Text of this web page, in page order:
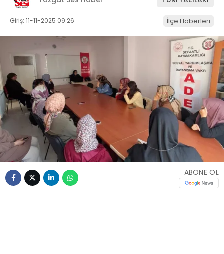
Giriş: 11-11-2025 09:26 İlçe Haberleri
ABONE OL